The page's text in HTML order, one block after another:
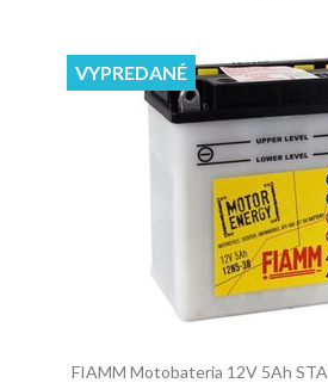
FIAMM Motobateria 12V 5Ah
VYPREDANÉ